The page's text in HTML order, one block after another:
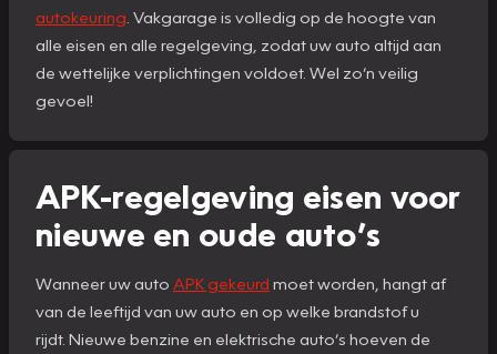
autokeuring . Vakgarage is volledig op de hoogte van
alle eisen en alle regelgeving, zodat uw auto altijd aan
de wettelijke verplichtingen voldoet. Wel zo’n veilig
gevoel!
APK-regelgeving eisen voor
nieuwe en oude auto’s
Wanneer uw auto APK gekeurd moet worden, hangt af
van de leeftijd van uw auto en op welke brandstof u
rijdt. Nieuwe benzine en elektrische auto’s hoeven de